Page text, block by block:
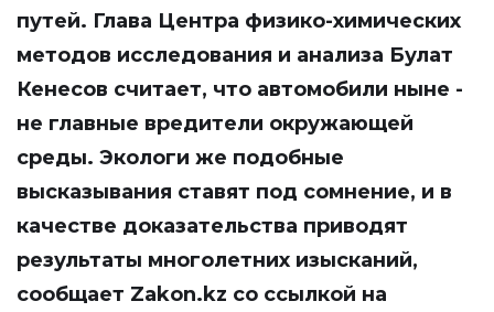
путей. Глава Центра физико-химических
методов исследования и анализа Булат
Кенесов считает, что автомобили ныне -
не главные вредители окружающей
среды. Экологи же подобные
высказывания ставят под сомнение, и в
качестве доказательства приводят
результаты многолетних изысканий,
сообщает Zakon.kz со ссылкой на